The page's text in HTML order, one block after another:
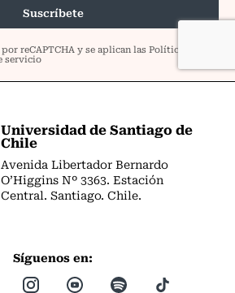
Universidad de Santiago de
Chile
Avenida Libertador Bernardo
O’Higgins Nº 3363. Estación
Central. Santiago. Chile.
Síguenos en: